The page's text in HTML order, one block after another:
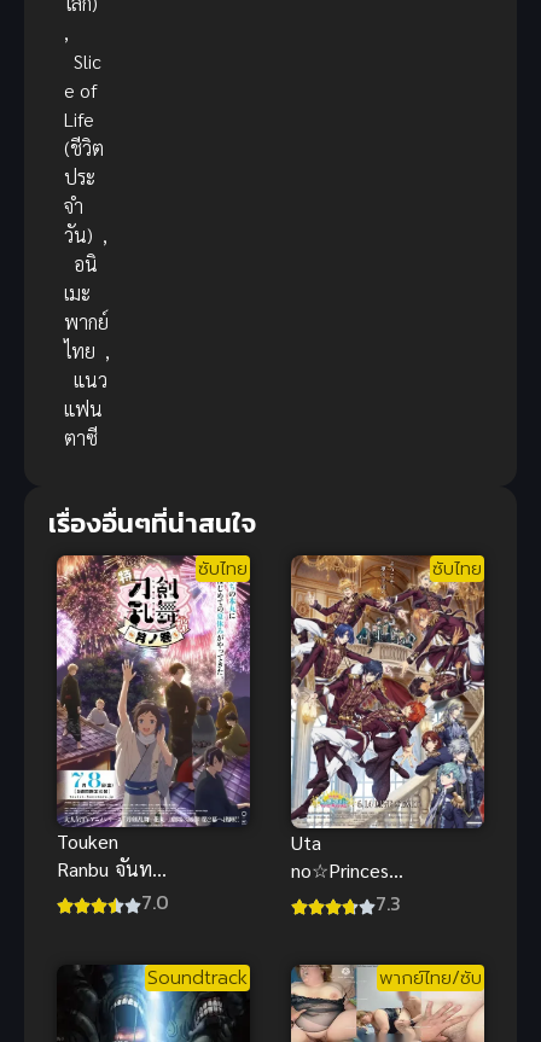
,
Slic
e of
Life
(ชีวิต
ประ
จำ
วัน) ,
อนิ
เมะ
พากย์
ไทย ,
แนว
แฟน
ตาซี
เรื่องอื่นๆที่น่าสนใจ
ซับไทย
Touken
Ranbu จันทรา
บทแห่ง
ไทย อนิเมะ
ต่อสู้ดีมาก
7.0
ซับไทย
Uta
no☆Princesa
ma♪ Movie
ไทยดูฟรีจ้า
7.3
Soundtrack พากย์ไทย/ซับ